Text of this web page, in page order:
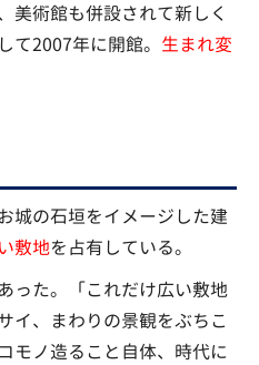
美術館も併設されて新しく
て2007年に開館。 生まれ変
城の石垣をイメージした建
敷地を占有している。
った。「これだけ広い敷地
イ、まわりの景観をぶちこ
モノ造ること自体、時代に